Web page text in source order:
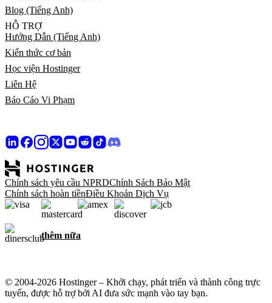
Blog (Tiếng Anh)
HỖ TRỢ
Hướng Dẫn (Tiếng Anh)
Kiến thức cơ bản
Học viện Hostinger
Liên Hệ
Báo Cáo Vi Phạm
Chính sách yêu cầu NPRDChính Sách Bảo Mật
Chính sách hoàn tiềnĐiều Khoản Dịch Vụ
thêm nữa
© 2004-2026 Hostinger – Khởi chạy, phát triển và thành công trực
tuyến, được hỗ trợ bởi AI đưa sức mạnh vào tay bạn.